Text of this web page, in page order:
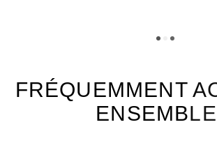
FRÉQUEMMENT
ENSEMBLE